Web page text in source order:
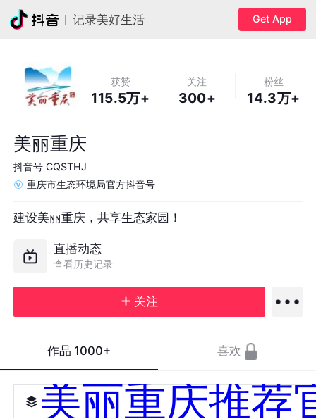
记录美好生活 Get App
获赞
115.5万+
关注
300+
粉丝
14.3万+
美丽重庆
抖音号 CQSTHJ
重庆市生态环境局官方抖音号
建设美丽重庆，共享生态家园！
直播动态
查看历史记录
关注
作品 1000+ 喜欢
美丽重庆推荐